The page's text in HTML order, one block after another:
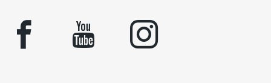
facebook youtube instagram